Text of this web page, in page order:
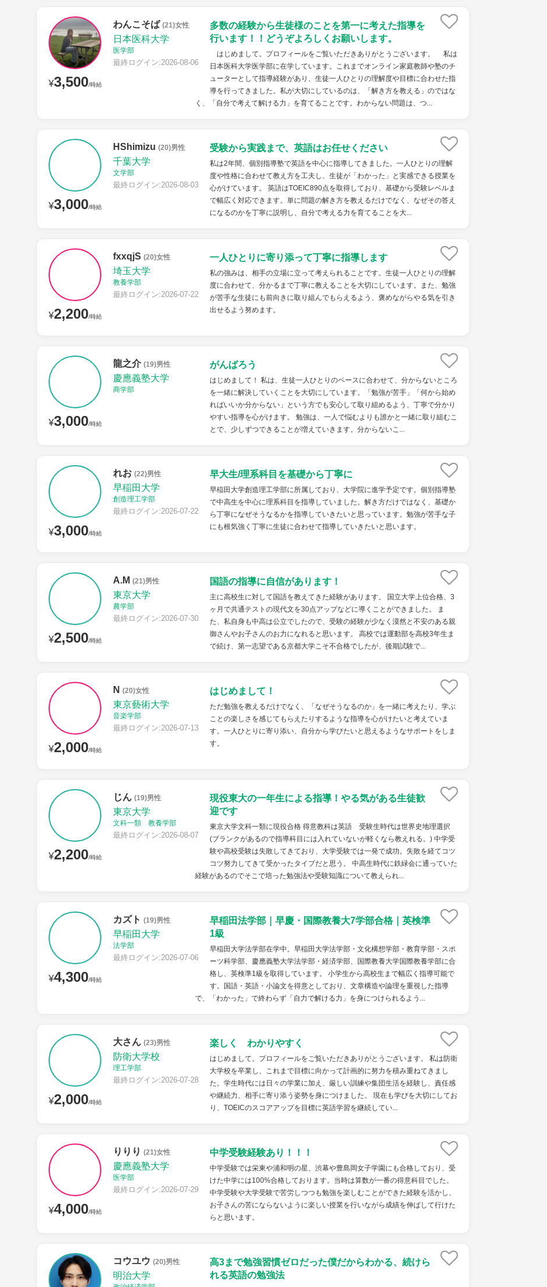
¥3,500/時給
わんこそば (21)女性
日本医科大学
医学部
最終ログイン:2026-08-06
多数の経験から生徒様のことを第一に考えた指導を
行います！！どうぞよろしくお願いします。
はじめまして。プロフィールをご覧いただきありがとうございます。 私は
日本医科大学医学部に在学しています。これまでオンライン家庭教師や塾のチ
ューターとして指導経験があり、生徒一人ひとりの理解度や目標に合わせた指
導を行ってきました。私が大切にしているのは、「解き方を教える」のではな
く、「自分で考えて解ける力」を育てることです。わからない問題は、つ...
¥3,000/時給
HShimizu (20)男性
千葉大学
文学部
最終ログイン:2026-08-03
受験から実践まで、英語はお任せください
私は2年間、個別指導塾で英語を中心に指導してきました。一人ひとりの理解
度や性格に合わせて教え方を工夫し、生徒が「わかった」と実感できる授業を
心がけています。 英語はTOEIC890点を取得しており、基礎から受験レベルま
で幅広く対応できます。単に問題の解き方を教えるだけでなく、なぜその答え
になるのかを丁寧に説明し、自分で考える力を育てることを大...
¥2,200/時給
fxxqjS (20)女性
埼玉大学
教養学部
最終ログイン:2026-07-22
一人ひとりに寄り添って丁寧に指導します
私の強みは、相手の立場に立って考えられることです。生徒一人ひとりの理解
度に合わせて、分かるまで丁寧に教えることを大切にしています。また、勉強
が苦手な生徒にも前向きに取り組んでもらえるよう、褒めながらやる気を引き
出せるよう努めます。
¥3,000/時給
龍之介 (19)男性
慶應義塾大学
商学部
がんばろう
はじめまして！ 私は、生徒一人ひとりのペースに合わせて、分からないところ
を一緒に解決していくことを大切にしています。「勉強が苦手」「何から始め
ればいいか分からない」という方でも安心して取り組めるよう、丁寧で分かり
やすい指導を心がけます。 勉強は、一人で悩むよりも誰かと一緒に取り組むこ
とで、少しずつできることが増えていきます。分からないこ...
¥3,000/時給
れお (22)男性
早稲田大学
創造理工学部
最終ログイン:2026-07-22
早大生/理系科目を基礎から丁寧に
早稲田大学創造理工学部に所属しており、大学院に進学予定です。個別指導塾
で中高生を中心に理系科目を指導していました。解き方だけではなく、基礎か
ら丁寧になぜそうなるかを指導していきたいと思っています。勉強が苦手な子
にも根気強く丁寧に生徒に合わせて指導していきたいと思います。
¥2,500/時給
A.M (21)男性
東京大学
農学部
最終ログイン:2026-07-30
国語の指導に自信があります！
主に高校生に対して国語を教えてきた経験があります。 国立大学上位合格、3
ヶ月で共通テストの現代文を30点アップなどに導くことができました。 ま
た、私自身も中高は公立でしたので、受験の経験が少なく漠然と不安のある親
御さんやお子さんのお力になれると思います。 高校では運動部を高校3年生ま
で続け、第一志望である京都大学こそ不合格でしたが、後期試験で...
¥2,000/時給
N (20)女性
東京藝術大学
音楽学部
最終ログイン:2026-07-13
はじめまして！
ただ勉強を教えるだけでなく、「なぜそうなるのか」を一緒に考えたり、学ぶ
ことの楽しさを感じてもらえたりするような指導を心がけたいと考えていま
す。一人ひとりに寄り添い、自分から学びたいと思えるようなサポートをしま
す。
¥2,200/時給
じん (19)男性
東京大学
文科一類 教養学部
最終ログイン:2026-08-07
現役東大の一年生による指導！やる気がある生徒歓
迎です
東京大学文科一類に現役合格 得意教科は英語 受験生時代は世界史地理選択
(ブランクがあるので指導科目には入れていないが軽くなら教えれる。) 中学受
験や高校受験は失敗してきており、大学受験では一発で成功。失敗を経てコツ
コツ努力してきて受かったタイプだと思う。 中高生時代に鉄緑会に通っていた
経験があるのでそこで培った勉強法や受験知識について教えられ...
¥4,300/時給
カズト (19)男性
早稲田大学
法学部
最終ログイン:2026-07-06
早稲田法学部｜早慶・国際教養大7学部合格｜英検準
1級
早稲田大学法学部在学中。早稲田大学法学部・文化構想学部・教育学部・スポ
ーツ科学部、慶應義塾大学法学部・経済学部、国際教養大学国際教養学部に合
格し、英検準1級を取得しています。 小学生から高校生まで幅広く指導可能で
す。国語・英語・小論文を得意としており、文章構造や論理を重視した指導
で、「わかった」で終わらず「自力で解ける力」を身につけられるよう...
¥2,000/時給
大さん (23)男性
防衛大学校
理工学部
最終ログイン:2026-07-28
楽しく わかりやすく
はじめまして。プロフィールをご覧いただきありがとうございます。 私は防衛
大学校を卒業し、これまで目標に向かって計画的に努力を積み重ねてきまし
た。学生時代には日々の学業に加え、厳しい訓練や集団生活を経験し、責任感
や継続力、相手に寄り添う姿勢を身につけました。 現在も学びを大切にしてお
り、TOEICのスコアアップを目標に英語学習を継続してい...
¥4,000/時給
りりり (21)女性
慶應義塾大学
医学部
最終ログイン:2026-07-29
中学受験経験あり！！！
中学受験では栄東や浦和明の星、渋幕や豊島岡女子学園にも合格しており、受
けた中学には100%合格しております。当時は算数が一番の得意科目でした。
中学受験や大学受験で苦労しつつも勉強を楽しむことができた経験を活かし、
お子さんの苦にならないように楽しい授業を行いながら成績を伸ばして行けた
らと思います。
コウユウ (20)男性
明治大学
高3まで勉強習慣ゼロだった僕だからわかる、続けら
れる英語の勉強法